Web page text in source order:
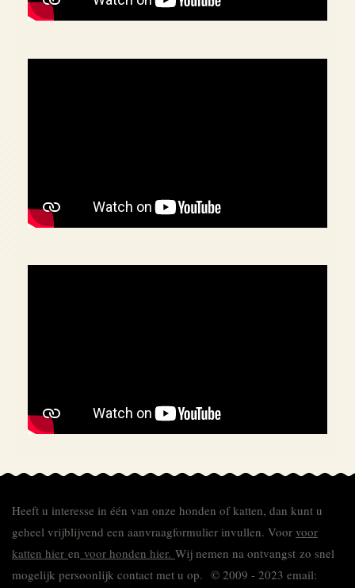
Heeft u interesse in één van onze honden of katten, dan kunt u
geheel vrijblijvend een aanvraagformulier invullen. Voor voor
katten hier en voor honden hier. Wij nemen na ontvangst zo snel
mogelijk persoonlijk contact met u op. © 2009 - 2023 email: